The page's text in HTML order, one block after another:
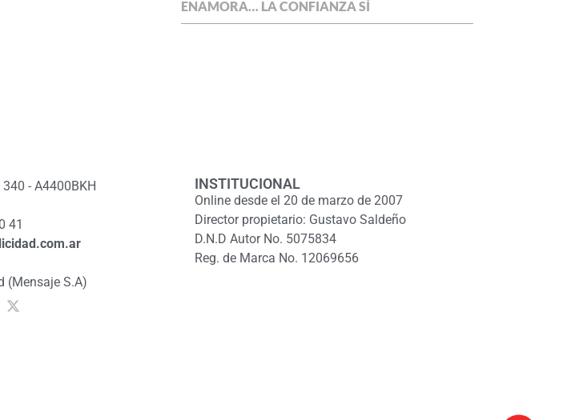
ENAMORA… LA CONFIANZA SÍ
- A4400BKH
41
(Mensaje S.A)
INSTITUCIONAL
Online desde el 20 de marzo de 2007
Director propietario: Gustavo Saldeño
D.N.D Autor No. 5075834
Reg. de Marca No. 12069656